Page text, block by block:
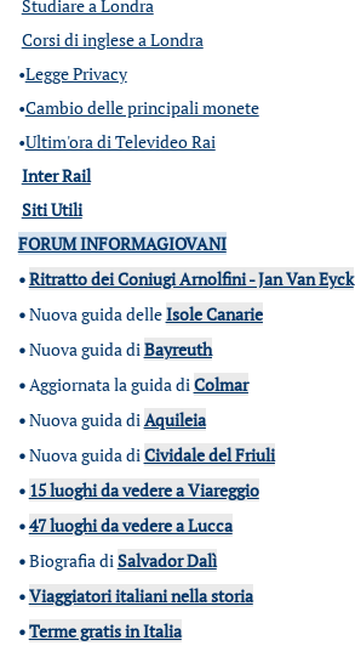
Studiare a Londra
Corsi di inglese a Londra
•Legge Privacy
•Cambio delle principali monete
•Ultim'ora di Televideo Rai
Inter Rail
Siti Utili
FORUM INFORMAGIOVANI
•Ritratto dei Coniugi Arnolfini - Jan Van Eyck
•Nuova guida delleIsole Canarie
•Nuova guida diBayreuth
•Aggiornata la guida diColmar
•Nuova guida diAquileia
•Nuova guida diCividale del Friuli
• 15 luoghi da vedere a Viareggio
•47 luoghi da vedere a Lucca
•Biografia diSalvador Dalì
•Viaggiatori italiani nella storia
•Terme gratis in Italia